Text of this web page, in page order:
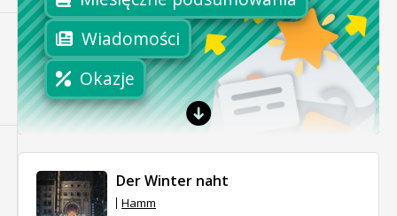
Wiadomości
Okazje
Der Winter naht
Hamm